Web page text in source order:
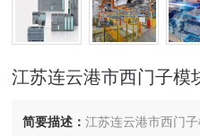
江苏连云港市西门子模
简要描述：江苏连云港市西门